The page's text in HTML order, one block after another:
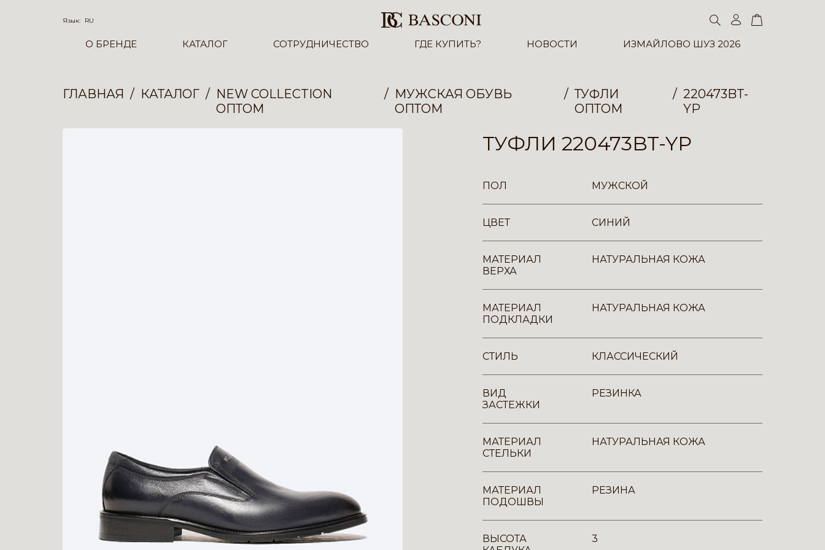
Язык: RU
О БРЕНДЕ КАТАЛОГ СОТРУДНИЧЕСТВО ГДЕ КУПИТЬ? НОВОСТИ ИЗМАЙЛОВО ШУЗ 2026
ГЛАВНАЯ КАТАЛОГ
NEW COLLECTION
ОПТОМ
МУЖСКАЯ ОБУВЬ
ОПТОМ
ТУФЛИ
ОПТОМ
220473BT-
YP
ТУФЛИ 220473BT-YP
ПОЛ МУЖСКОЙ
ЦВЕТ СИНИЙ
МАТЕРИАЛ
ВЕРХА
НАТУРАЛЬНАЯ КОЖА
МАТЕРИАЛ
ПОДКЛАДКИ
НАТУРАЛЬНАЯ КОЖА
СТИЛЬ КЛАССИЧЕСКИЙ
ВИД
ЗАСТЕЖКИ
РЕЗИНКА
МАТЕРИАЛ
СТЕЛЬКИ
НАТУРАЛЬНАЯ КОЖА
МАТЕРИАЛ
ПОДОШВЫ
РЕЗИНА
ВЫСОТА
3